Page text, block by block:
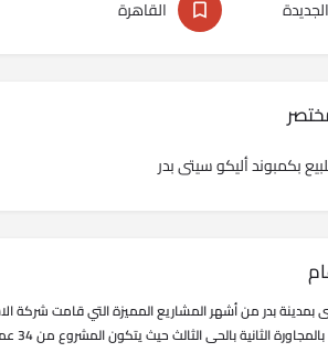
القاهرة
بكمبوند أليكو سيتى‏ بدر
بمدينة بدر من أشهر المشاريع المميزة التي قامت شركة
الثانية بالحى الثالث حيث يتكون المشروع من 34 عمارة سكنية متكاملة الخدمات.